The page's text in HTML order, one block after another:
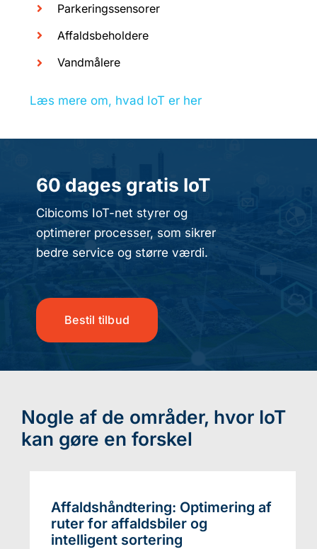
Parkeringssensorer
Affaldsbeholdere
Vandmålere
Læs mere om, hvad IoT er her
60 dages gratis IoT
Cibicoms IoT-net styrer og
optimerer processer, som sikrer
bedre service og større værdi.
Bestil tilbud
Nogle af de områder, hvor IoT
kan gøre en forskel
Affaldshåndtering: Optimering af
ruter for affaldsbiler og
intelligent sortering